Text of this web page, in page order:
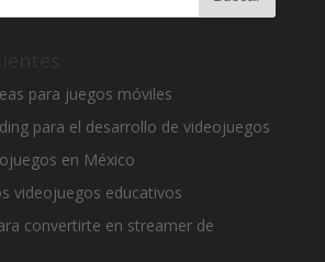
para juegos móviles
para el desarrollo de videojuegos
en México
videojuegos educativos
convertirte en streamer de